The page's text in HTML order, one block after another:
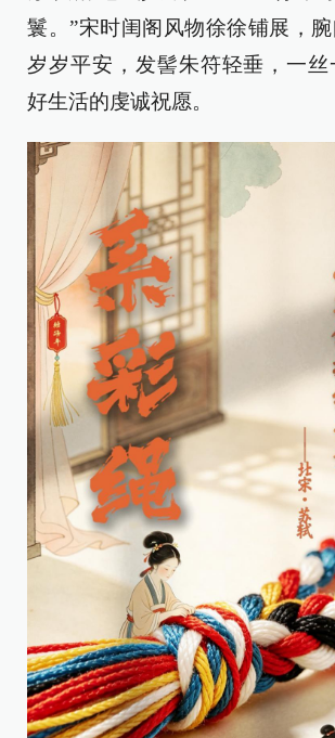
鬟。”宋时闺阁风物徐徐铺展，
岁岁平安，发髻朱符轻垂，一
好生活的虔诚祝愿。